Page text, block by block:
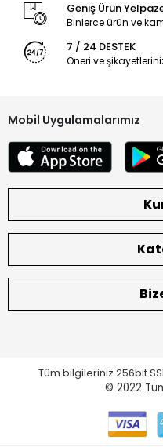
Ekran Versioyonu
Geniş Ürün
Binlerce ürün ve
7 / 24 DESTEK
Öneri ve
Mobil Uygulamalarımız
Tüm bilgileriniz 256bit
© 2022